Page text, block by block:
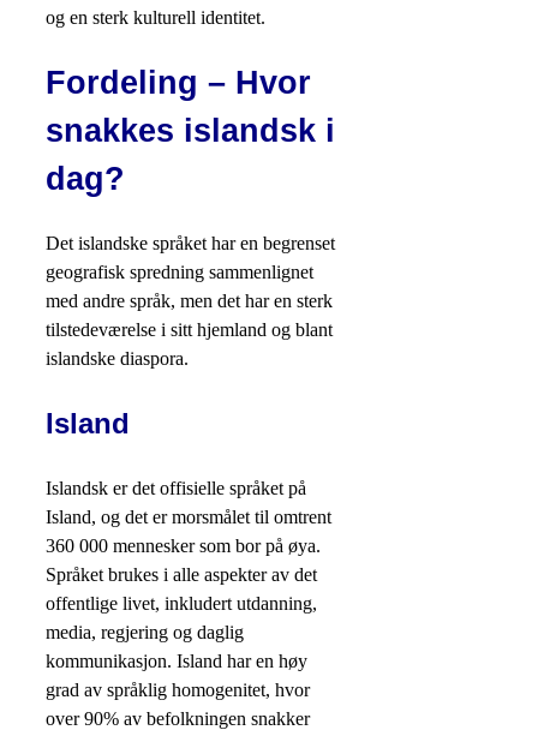
og en sterk kulturell identitet.
Fordeling – Hvor
snakkes islandsk i
dag?
Det islandske språket har en begrenset
geografisk spredning sammenlignet
med andre språk, men det har en sterk
tilstedeværelse i sitt hjemland og blant
islandske diaspora.
Island
Islandsk er det offisielle språket på
Island, og det er morsmålet til omtrent
360 000 mennesker som bor på øya.
Språket brukes i alle aspekter av det
offentlige livet, inkludert utdanning,
media, regjering og daglig
kommunikasjon. Island har en høy
grad av språklig homogenitet, hvor
over 90% av befolkningen snakker